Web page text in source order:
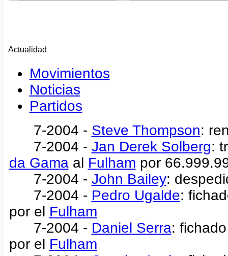
Actualidad
Movimientos
Noticias
Partidos
7-2004 - Steve Thompson:
7-2004 - Jan Derek Solberg:
da Gamaal Fulham por
7-2004 - John Bailey:
7-2004 - Pedro Ugalde:
por el Fulham
7-2004 - Daniel Serra:
por el Fulham